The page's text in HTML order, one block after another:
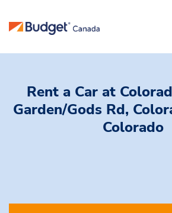
Rent a Car at
Garden/Gods Rd,
Colorado